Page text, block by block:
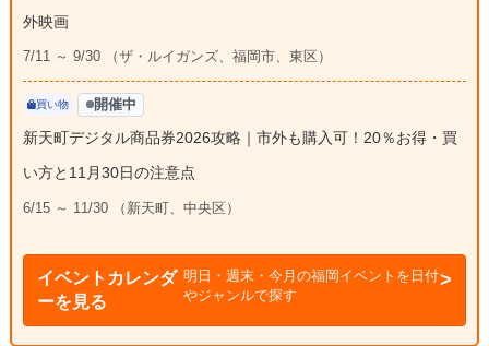
外映画
7/11 ～ 9/30 （ザ・ルイガンズ、福岡市、東区）
買い物 開催中
新天町デジタル商品券2026攻略｜市外も購入可！20％お得・買
い方と11月30日の注意点
6/15 ～ 11/30 （新天町、中央区）
イベントカレンダ
ーを見る
明日・週末・今月の福岡イベントを日付
やジャンルで探す